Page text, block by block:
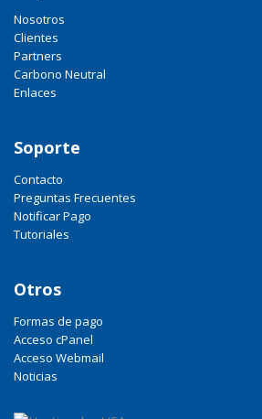
Nosotros
Clientes
Partners
Carbono Neutral
Enlaces
Soporte
Contacto
Preguntas Frecuentes
Notificar Pago
Tutoriales
Otros
Formas de pago
Acceso cPanel
Acceso Webmail
Noticias